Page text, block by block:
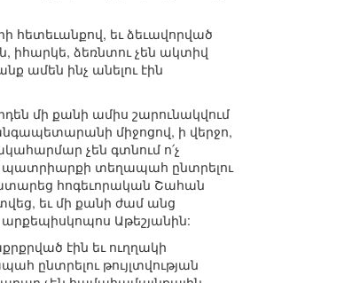
հետեւանքով, եւ ձեւավորված
իհարկե, ձեռնտու չեն ակտիվ
ամեն ինչ անելու էին
մի քանի ամիս շարունակվում
միջոցով, ի վերջո,
չեն գտնում ո՛չ
պատրիարքի տեղապահ ընտրելու
հոգեւորական Շահան
եւ մի քանի ժամ անց
Աթեշյանին:
էին եւ ուղղակի
ընտրելու թույլտվության